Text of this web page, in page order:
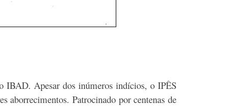
IBAD. Apesar dos inúmeros indícios, o IPÊS
aborrecimentos. Patrocinado por centenas de